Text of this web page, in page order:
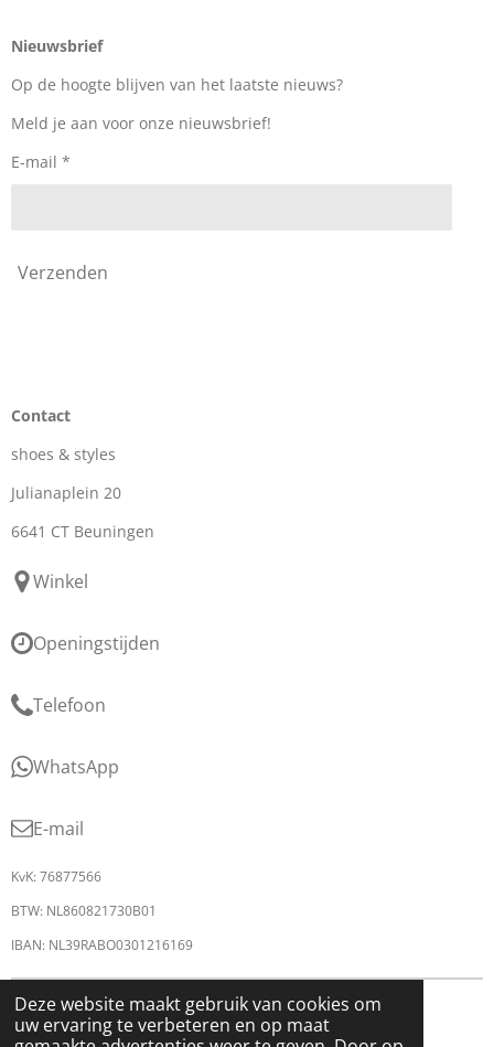
Deze website maakt gebruik van cookies om
uw ervaring te verbeteren en op maat
e
o
k
t
g
a
k
Nieuwsbrief
Op de hoogte blijven van het laatste nieuws?
Meld je aan voor onze nieuwsbrief!
E-mail *
Verzenden
Contact
shoes & styles
Julianaplein 20
6641 CT Beuningen
Winkel
Openingstijden
Telefoon
WhatsApp
E-mail
KvK: 76877566
BTW: NL860821730B01
IBAN: NL39RABO0301216169
© 2026 shoes & styles